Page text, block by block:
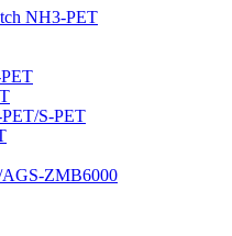
NH3-PET
PET/S-PET
AGS-ZMB6000